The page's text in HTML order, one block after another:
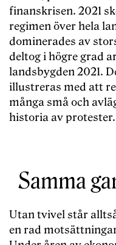
finanskrisen. 2021
regimen över hela
dominerades av
deltog i högre grad
landsbygden 2021.
illustreras med att
många små och
historia av protester.
Samma
Utan tvivel står
en rad